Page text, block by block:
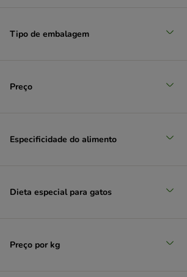
Tipo de embalagem
Preço
Especificidade do alimento
Dieta especial para gatos
Preço por kg